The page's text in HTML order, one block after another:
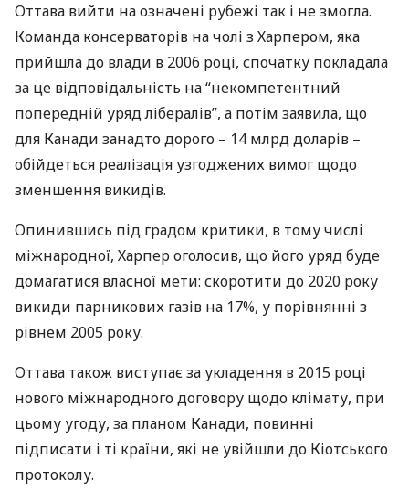
Оттава вийти на означені рубежі так і не змогла.
Команда консерваторів на чолі з Харпером, яка
прийшла до влади в 2006 році, спочатку покладала
за це відповідальність на “некомпетентний
попередній уряд лібералів”, а потім заявила, що
для Канади занадто дорого – 14 млрд доларів –
обійдеться реалізація узгоджених вимог щодо
зменшення викидів.
Опинившись під градом критики, в тому числі
міжнародної, Харпер оголосив, що його уряд буде
домагатися власної мети: скоротити до 2020 року
викиди парникових газів на 17%, у порівнянні з
рівнем 2005 року.
Оттава також виступає за укладення в 2015 році
нового міжнародного договору щодо клімату, при
цьому угоду, за планом Канади, повинні
підписати і ті країни, які не увійшли до Кіотського
протоколу.